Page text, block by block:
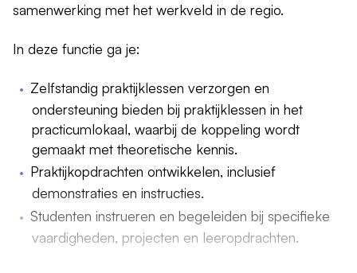
samenwerking met het werkveld in de regio.
In deze functie ga je:
Zelfstandig praktijklessen verzorgen en
ondersteuning bieden bij praktijklessen in het
practicumlokaal, waarbij de koppeling wordt
gemaakt met theoretische kennis.
Praktijkopdrachten ontwikkelen, inclusief
demonstraties en instructies.
Studenten instrueren en begeleiden bij specifieke
vaardigheden, projecten en leeropdrachten.